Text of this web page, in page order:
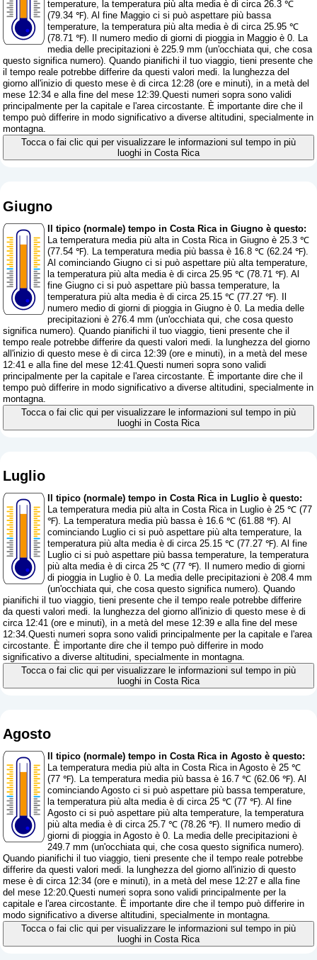
temperature, la temperatura più alta media è di circa 26.3 ℃
(79.34 ℉). Al fine Maggio ci si può aspettare più bassa
temperature, la temperatura più alta media è di circa 25.95 ℃
(78.71 ℉). Il numero medio di giorni di pioggia in Maggio è 0. La
media delle precipitazioni è 225.9 mm (un'occhiata qui, che cosa
questo significa numero). Quando pianifichi il tuo viaggio, tieni presente che
il tempo reale potrebbe differire da questi valori medi. la lunghezza del
giorno all'inizio di questo mese è di circa 12:28 (ore e minuti), in a metà del
mese 12:34 e alla fine del mese 12:39.Questi numeri sopra sono validi
principalmente per la capitale e l'area circostante. È importante dire che il
tempo può differire in modo significativo a diverse altitudini, specialmente in
montagna.
Tocca o fai clic qui per visualizzare le informazioni sul tempo in più
luoghi in Costa Rica
Giugno
Il tipico (normale) tempo in Costa Rica in Giugno è questo:
La temperatura media più alta in Costa Rica in Giugno è 25.3 ℃
(77.54 ℉). La temperatura media più bassa è 16.8 ℃ (62.24 ℉).
Al cominciando Giugno ci si può aspettare più alta temperature,
la temperatura più alta media è di circa 25.95 ℃ (78.71 ℉). Al
fine Giugno ci si può aspettare più bassa temperature, la
temperatura più alta media è di circa 25.15 ℃ (77.27 ℉). Il
numero medio di giorni di pioggia in Giugno è 0. La media delle
precipitazioni è 276.4 mm (un'occhiata qui, che cosa questo
significa numero). Quando pianifichi il tuo viaggio, tieni presente che il
tempo reale potrebbe differire da questi valori medi. la lunghezza del giorno
all'inizio di questo mese è di circa 12:39 (ore e minuti), in a metà del mese
12:41 e alla fine del mese 12:41.Questi numeri sopra sono validi
principalmente per la capitale e l'area circostante. È importante dire che il
tempo può differire in modo significativo a diverse altitudini, specialmente in
montagna.
Tocca o fai clic qui per visualizzare le informazioni sul tempo in più
luoghi in Costa Rica
Luglio
Il tipico (normale) tempo in Costa Rica in Luglio è questo:
La temperatura media più alta in Costa Rica in Luglio è 25 ℃ (77
℉). La temperatura media più bassa è 16.6 ℃ (61.88 ℉). Al
cominciando Luglio ci si può aspettare più alta temperature, la
temperatura più alta media è di circa 25.15 ℃ (77.27 ℉). Al fine
Luglio ci si può aspettare più bassa temperature, la temperatura
più alta media è di circa 25 ℃ (77 ℉). Il numero medio di giorni
di pioggia in Luglio è 0. La media delle precipitazioni è 208.4 mm
(un'occhiata qui, che cosa questo significa numero). Quando
pianifichi il tuo viaggio, tieni presente che il tempo reale potrebbe differire
da questi valori medi. la lunghezza del giorno all'inizio di questo mese è di
circa 12:41 (ore e minuti), in a metà del mese 12:39 e alla fine del mese
12:34.Questi numeri sopra sono validi principalmente per la capitale e l'area
circostante. È importante dire che il tempo può differire in modo
significativo a diverse altitudini, specialmente in montagna.
Tocca o fai clic qui per visualizzare le informazioni sul tempo in più
luoghi in Costa Rica
Agosto
Il tipico (normale) tempo in Costa Rica in Agosto è questo:
La temperatura media più alta in Costa Rica in Agosto è 25 ℃
(77 ℉). La temperatura media più bassa è 16.7 ℃ (62.06 ℉). Al
cominciando Agosto ci si può aspettare più bassa temperature,
la temperatura più alta media è di circa 25 ℃ (77 ℉). Al fine
Agosto ci si può aspettare più alta temperature, la temperatura
più alta media è di circa 25.7 ℃ (78.26 ℉). Il numero medio di
giorni di pioggia in Agosto è 0. La media delle precipitazioni è
249.7 mm (un'occhiata qui, che cosa questo significa numero).
Quando pianifichi il tuo viaggio, tieni presente che il tempo reale potrebbe
differire da questi valori medi. la lunghezza del giorno all'inizio di questo
mese è di circa 12:34 (ore e minuti), in a metà del mese 12:27 e alla fine
del mese 12:20.Questi numeri sopra sono validi principalmente per la
capitale e l'area circostante. È importante dire che il tempo può differire in
modo significativo a diverse altitudini, specialmente in montagna.
Tocca o fai clic qui per visualizzare le informazioni sul tempo in più
luoghi in Costa Rica